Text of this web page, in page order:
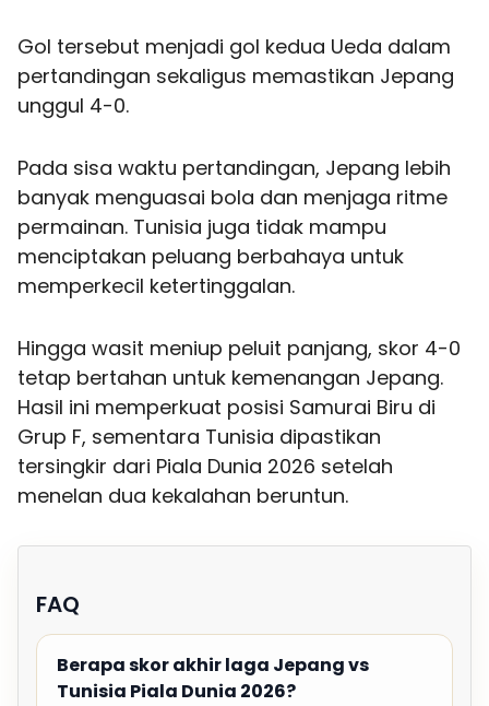
Gol tersebut menjadi gol kedua Ueda dalam
pertandingan sekaligus memastikan Jepang
unggul 4-0.
Pada sisa waktu pertandingan, Jepang lebih
banyak menguasai bola dan menjaga ritme
permainan. Tunisia juga tidak mampu
menciptakan peluang berbahaya untuk
memperkecil ketertinggalan.
Hingga wasit meniup peluit panjang, skor 4-0
tetap bertahan untuk kemenangan Jepang.
Hasil ini memperkuat posisi Samurai Biru di
Grup F, sementara Tunisia dipastikan
tersingkir dari Piala Dunia 2026 setelah
menelan dua kekalahan beruntun.
FAQ
Berapa skor akhir laga Jepang vs
Tunisia Piala Dunia 2026?